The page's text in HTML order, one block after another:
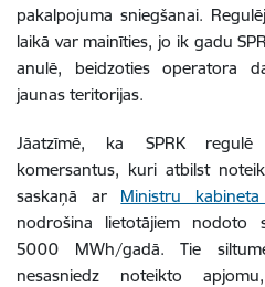
pakalpojuma sniegšanai.
laikā var mainīties, jo ik gadu
anulē, beidzoties operatora
jaunas teritorijas.
Jāatzīmē, ka SPRK
komersantus, kuri atbilst
saskaņā ar Ministru
nodrošina lietotājiem nodoto
5000 MWh/gadā. Tie
nesasniedz noteikto